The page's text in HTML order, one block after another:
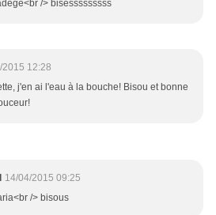
/> bisesssssssss
2015 12:28
j'en ai l'eau à la bouche! Bisou et bonne
14/04/2015 09:25
/> bisous